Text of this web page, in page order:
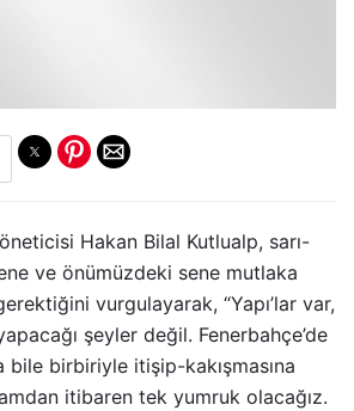
Hakan Bilal Kutlualp, sarı-
ve önümüzdeki sene mutlaka
vurgulayarak, “Yapı’lar var,
şeyler değil. Fenerbahçe’de
bile birbiriyle itişip-kakışmasına
itibaren tek yumruk olacağız.